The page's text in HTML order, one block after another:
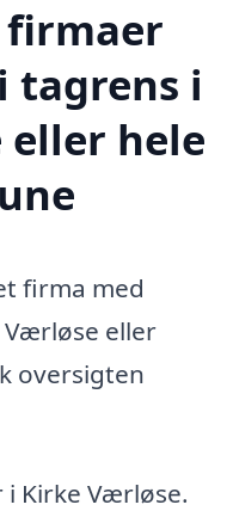
firmaer
tagrens i
hele
firma med
Værløse eller
oversigten
Kirke Værløse.